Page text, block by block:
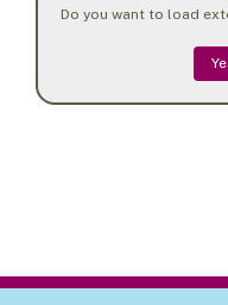
Do you want to load